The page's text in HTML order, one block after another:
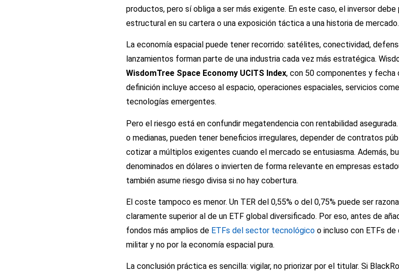
productos, pero sí obliga a ser más exigente. En este caso, el inversor
estructural en su cartera o una exposición táctica a una historia de mercado.
La economía espacial puede tener recorrido: satélites, conectividad,
lanzamientos forman parte de una industria cada vez más estratégica.
WisdomTree Space Economy UCITS Index, con 50 componentes y fecha
definición incluye acceso al espacio, operaciones espaciales, servicios
tecnologías emergentes.
Pero el riesgo está en confundir megatendencia con rentabilidad
o medianas, pueden tener beneficios irregulares, depender de contratos
cotizar a múltiplos exigentes cuando el mercado se entusiasma. Además,
denominados en dólares o invierten de forma relevante en empresas
también asume riesgo divisa si no hay cobertura.
El coste tampoco es menor. Un TER del 0,55% o del 0,75% puede ser
claramente superior al de un ETF global diversificado. Por eso, antes de
fondos más amplios de ETFs del sector tecnológico o incluso con ETFs
militar y no por la economía espacial pura.
La conclusión práctica es sencilla: vigilar, no priorizar por el titular. Si